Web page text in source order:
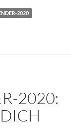
2020
2020: